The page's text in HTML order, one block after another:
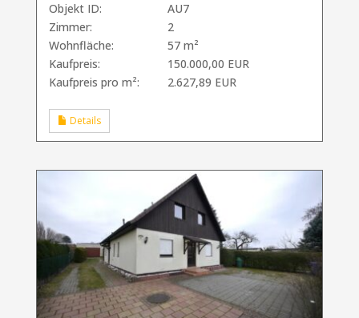
Objekt ID:
AU7
Zimmer:
2
Wohnfläche:
57 m²
Kaufpreis:
150.000,00 EUR
Kaufpreis pro m²:
2.627,89 EUR
Details